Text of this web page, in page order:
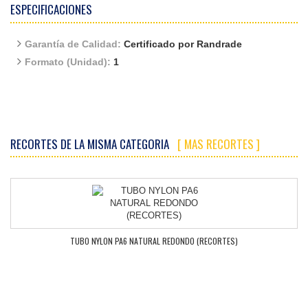
ESPECIFICACIONES
Garantía de Calidad: Certificado por Randrade
Formato (Unidad): 1
RECORTES DE LA MISMA CATEGORIA [ MAS RECORTES ]
TUBO NYLON PA6 NATURAL REDONDO (RECORTES)